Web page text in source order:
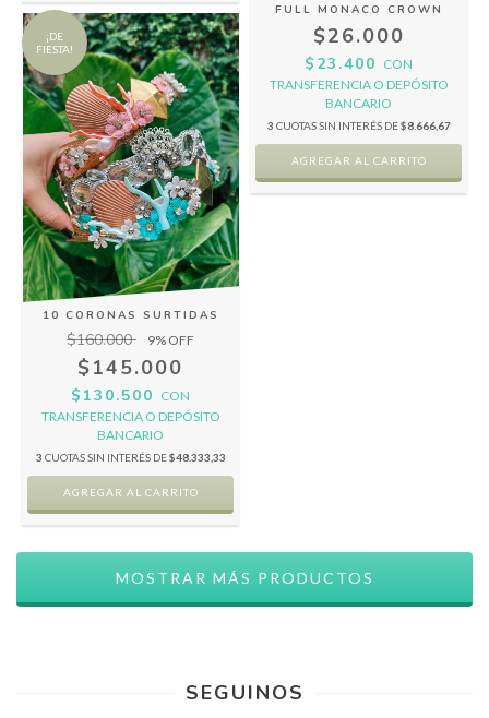
¡DE
FIESTA!
10 CORONAS SURTIDAS
$160.000 9% OFF
$145.000
$130.500 CON
TRANSFERENCIA O DEPÓSITO
BANCARIO
3 CUOTAS SIN INTERÉS DE$48.333,33
FULL MONACO CROWN
$26.000
$23.400 CON
TRANSFERENCIA O DEPÓSITO
BANCARIO
3 CUOTAS SIN INTERÉS DE$8.666,67
MOSTRAR MÁS PRODUCTOS
SEGUINOS